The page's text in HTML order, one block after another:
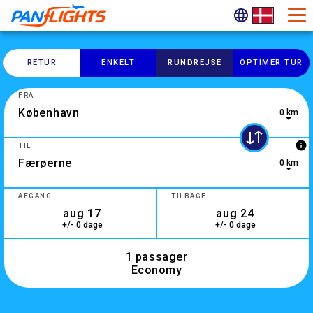
RETUR ENKELT RUNDREJSE OPTIMER TUR
0 results are available, use up and down arrow keys to
FRA
0 km
3 results are available, use up and down arrow keys to
TIL info
0 km
AFGANG
+/- 0 dage
TILBAGE
+/- 0 dage
1 passager
Economy